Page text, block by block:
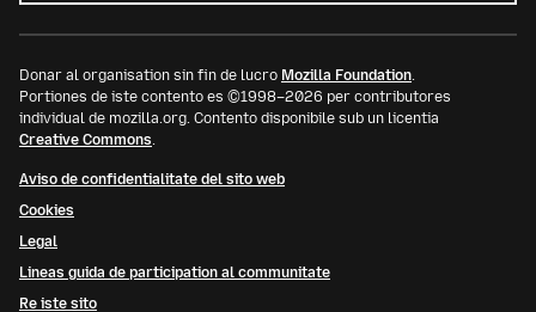
Donar al organisation sin fin de lucro Mozilla Foundation.
Portiones de iste contento es ©1998–2026 per contributores
individual de mozilla.org. Contento disponibile sub un licentia
Creative Commons.
Aviso de confidentialitate del sito web
Cookies
Legal
Lineas guida de participation al communitate
Re iste sito